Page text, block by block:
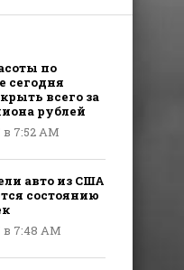
по
сегодня
всего за
рублей
7:52 AM
авто из США
состоянию
в 7:48 AM